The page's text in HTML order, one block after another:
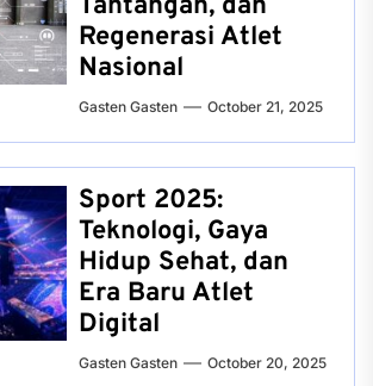
Regenerasi Atlet
Nasional
Gasten Gasten October 21, 2025
Sport 2025:
Teknologi, Gaya
Hidup Sehat, dan
Era Baru Atlet
Digital
Gasten Gasten October 20, 2025